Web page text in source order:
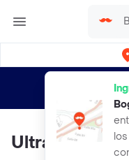
envíos
Ultra Grip (hd)